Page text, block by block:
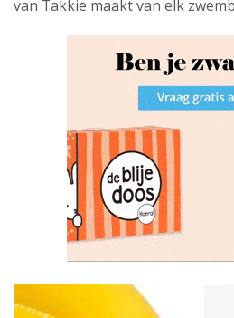
van Takkie maakt van elk